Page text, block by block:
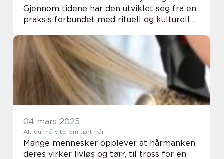
Gjennom tidene har den utviklet seg fra en
praksis forbundet med rituell og kulturell
kunstform i mode...
04 mars 2025
Alt du må vite om tørt hår
Mange mennesker opplever at hårmanken
deres virker livløs og tørr, til tross for en